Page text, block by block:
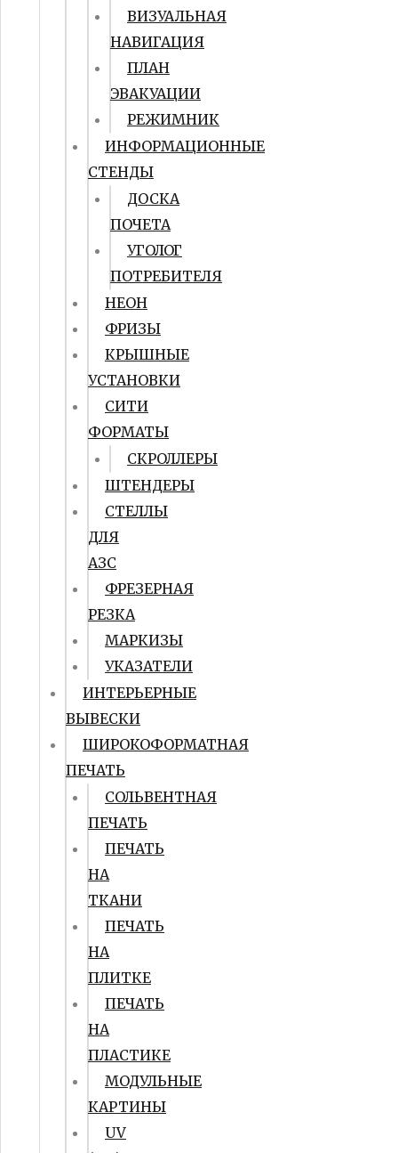
ВИЗУАЛЬНАЯ
НАВИГАЦИЯ
ПЛАН
ЭВАКУАЦИИ
РЕЖИМНИК
ИНФОРМАЦИОННЫЕ
СТЕНДЫ
ДОСКА
ПОЧЕТА
УГОЛОГ
ПОТРЕБИТЕЛЯ
НЕОН
ФРИЗЫ
КРЫШНЫЕ
УСТАНОВКИ
СИТИ
ФОРМАТЫ
СКРОЛЛЕРЫ
ШТЕНДЕРЫ
СТЕЛЛЫ
ДЛЯ
АЗС
ФРЕЗЕРНАЯ
РЕЗКА
МАРКИЗЫ
УКАЗАТЕЛИ
ИНТЕРЬЕРНЫЕ
ВЫВЕСКИ
ШИРОКОФОРМАТНАЯ
ПЕЧАТЬ
СОЛЬВЕНТНАЯ
ПЕЧАТЬ
ПЕЧАТЬ
НА
ТКАНИ
ПЕЧАТЬ
НА
ПЛИТКЕ
ПЕЧАТЬ
НА
ПЛАСТИКЕ
МОДУЛЬНЫЕ
КАРТИНЫ
UV